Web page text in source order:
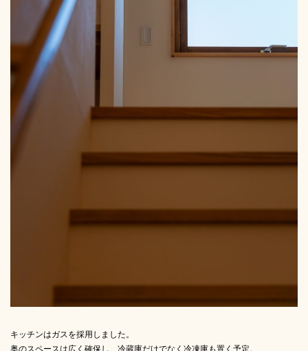
キッチンはガスを採用しました。
奥のスペースは広く確保し、冷蔵庫だけでなく冷凍庫も置く予定。